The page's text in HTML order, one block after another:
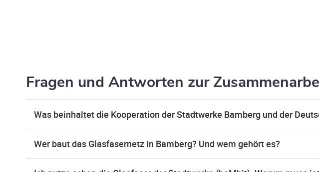
Fragen und Antworten zur
Was beinhaltet die Kooperation der Stadtwerke Bamberg und der
Wer baut das Glasfasernetz in Bamberg? Und wem gehört es?